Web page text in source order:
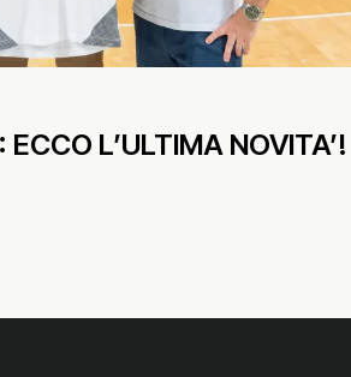
L’ULTIMA NOVITA’!